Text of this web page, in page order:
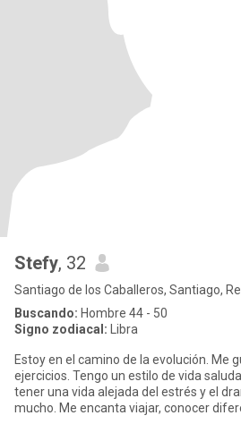
Stefy, 32
Santiago de los Caballeros, Santiago,
Buscando: Hombre 44 - 50
Signo zodiacal: Libra
Estoy en el camino de la evolución. Me
ejercicios. Tengo un estilo de vida
tener una vida alejada del estrés y el
mucho. Me encanta viajar, conocer